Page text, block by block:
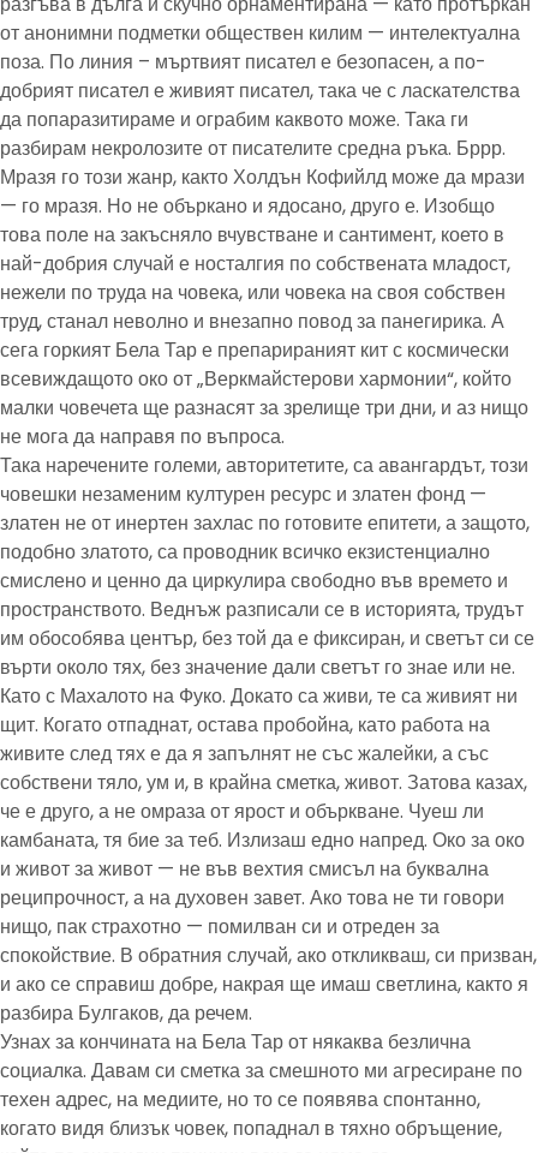
от анонимни подметки обществен килим — интелектуална
поза. По линия – мъртвият писател е безопасен, а по-
добрият писател е живият писател, така че с ласкателства
да попаразитираме и ограбим каквото може. Така ги
разбирам некролозите от писателите средна ръка. Бррр.
Мразя го този жанр, както Холдън Кофийлд може да мрази
— го мразя. Но не объркано и ядосано, друго е. Изобщо
това поле на закъсняло вчувстване и сантимент, което в
най-добрия случай е носталгия по собствената младост,
нежели по труда на човека, или човека на своя собствен
труд, станал неволно и внезапно повод за панегирика. А
сега горкият Бела Тар е препарираният кит с космически
всевиждащото око от „Веркмайстерови хармонии“, който
малки човечета ще разнасят за зрелище три дни, и аз нищо
не мога да направя по въпроса.
Така наречените големи, авторитетите, са авангардът, този
човешки незаменим културен ресурс и златен фонд —
златен не от инертен захлас по готовите епитети, а защото,
подобно златото, са проводник всичко екзистенциално
смислено и ценно да циркулира свободно във времето и
пространството. Веднъж разписали се в историята, трудът
им обособява център, без той да е фиксиран, и светът си се
върти около тях, без значение дали светът го знае или не.
Като с Махалото на Фуко. Докато са живи, те са живият ни
щит. Когато отпаднат, остава пробойна, като работа на
живите след тях е да я запълнят не със жалейки, а със
собствени тяло, ум и, в крайна сметка, живот. Затова казах,
че е друго, а не омраза от ярост и объркване. Чуеш ли
камбаната, тя бие за теб. Излизаш едно напред. Око за око
и живот за живот — не във вехтия смисъл на буквална
реципрочност, а на духовен завет. Ако това не ти говори
нищо, пак страхотно — помилван си и отреден за
спокойствие. В обратния случай, ако откликваш, си призван,
и ако се справиш добре, накрая ще имаш светлина, както я
разбира Булгаков, да речем.
Узнах за кончината на Бела Тар от някаква безлична
социалка. Давам си сметка за смешното ми агресиране по
техен адрес, на медиите, но то се появява спонтанно,
когато видя близък човек, попаднал в тяхно обръщение,